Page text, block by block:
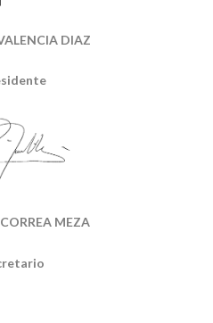
DIAZ
MEZA